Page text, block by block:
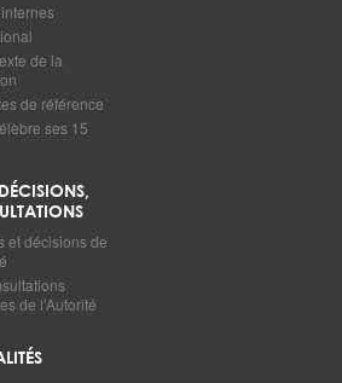
de la
de référence
ses 15
et décisions de
de l’Autorité